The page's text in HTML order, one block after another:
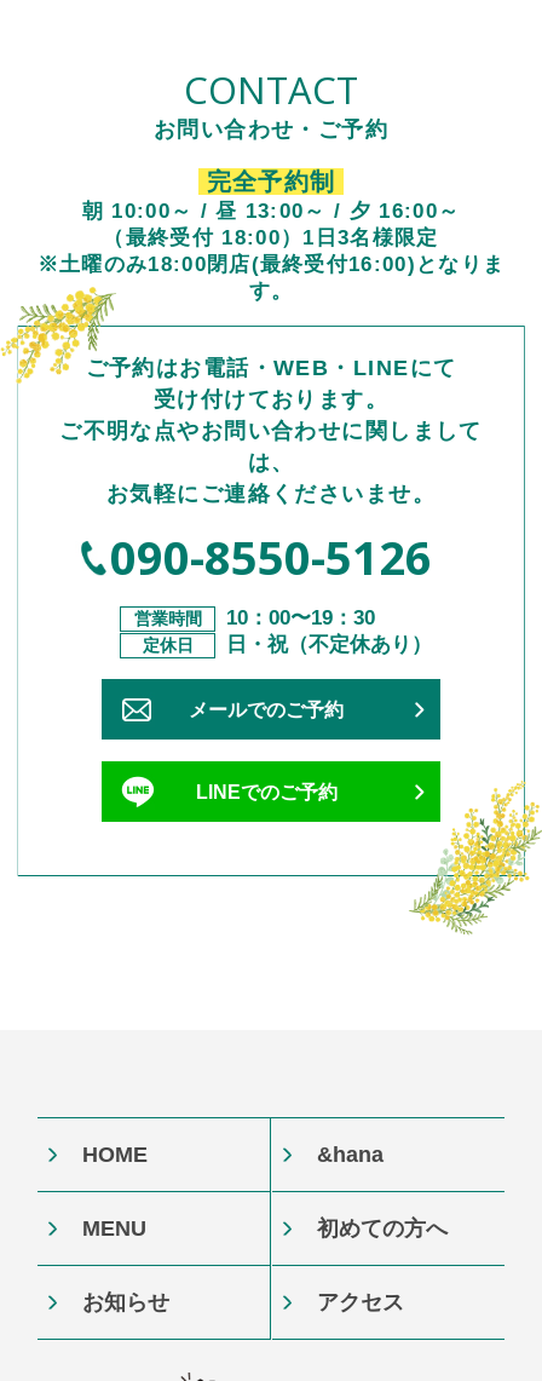
CONTACT
お問い合わせ・ご予約
完全予約制
朝 10:00～ / 昼 13:00～ / 夕 16:00～
（最終受付 18:00）1日3名様限定
※土曜のみ18:00閉店(最終受付16:00)となりま
す。
ご予約はお電話・WEB・LINEにて
受け付けております。
ご不明な点やお問い合わせに関しまして
は、
お気軽にご連絡くださいませ。
090-8550-5126
営業時間 10：00〜19：30
定休⽇ 日・祝（不定休あり）
メールでのご予約
LINEでのご予約
HOME &hana
MENU 初めての方へ
お知らせ アクセス